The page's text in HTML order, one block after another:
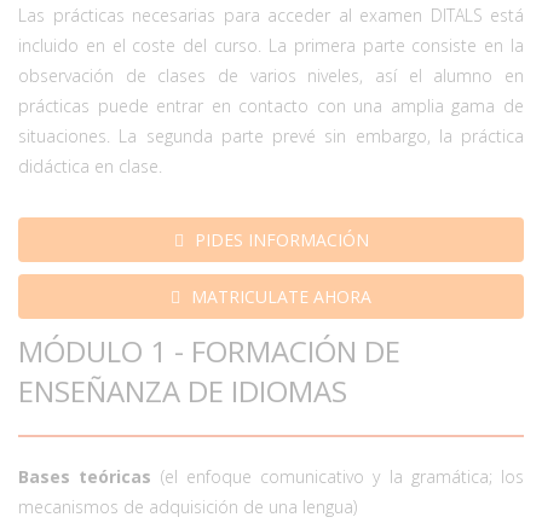
Las prácticas necesarias para acceder al examen DITALS está
incluido en el coste del curso. La primera parte consiste en la
observación de clases de varios niveles, así el alumno en
prácticas puede entrar en contacto con una amplia gama de
situaciones. La segunda parte prevé sin embargo, la práctica
didáctica en clase.
PIDES INFORMACIÓN
MATRICULATE AHORA
MÓDULO 1 - FORMACIÓN DE
ENSEÑANZA DE IDIOMAS
Bases teóricas (el enfoque comunicativo y la gramática; los
mecanismos de adquisición de una lengua)